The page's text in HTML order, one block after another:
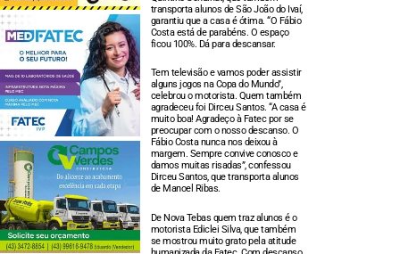
transporta alunos de São João do Ivaí,
garantiu que a casa é ótima. “O Fábio
Costa está de parabéns. O espaço
ficou 100%. Dá para descansar.
Tem televisão e vamos poder assistir
alguns jogos na Copa do Mundo”,
celebrou o motorista. Quem também
agradeceu foi Dirceu Santos. “A casa é
muito boa! Agradeço à Fatec por se
preocupar com o nosso descanso. O
Fábio Costa nunca nos deixou à
margem. Sempre convive conosco e
damos muitas risadas”, confessou
Dirceu Santos, que transporta alunos
de Manoel Ribas.
De Nova Tebas quem traz alunos é o
motorista Ediclei Silva, que também
se mostrou muito grato pela atitude